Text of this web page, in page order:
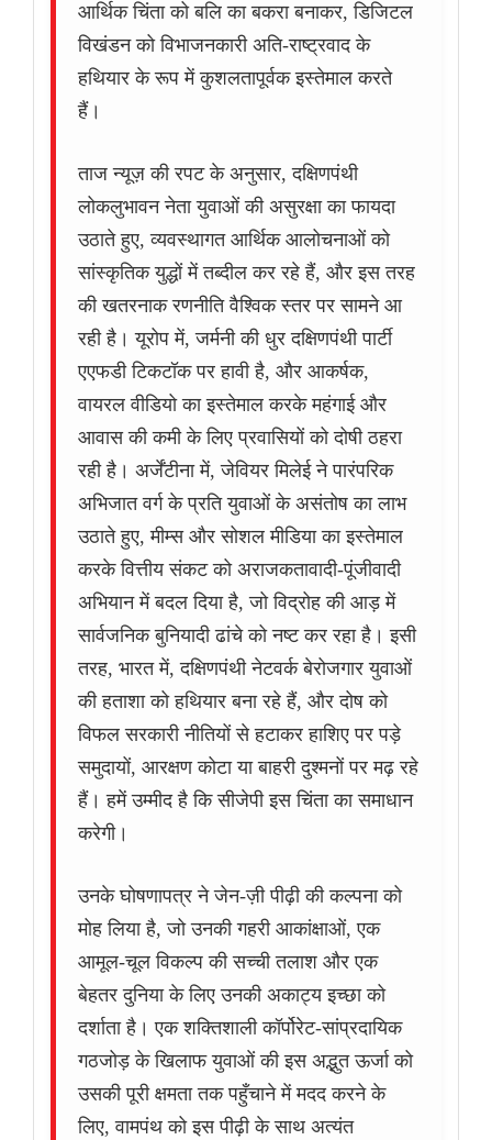
आर्थिक चिंता को बलि का बकरा बनाकर, डिजिटल
विखंडन को विभाजनकारी अति-राष्ट्रवाद के
हथियार के रूप में कुशलतापूर्वक इस्तेमाल करते
हैं।
ताज न्यूज़ की रपट के अनुसार, दक्षिणपंथी
लोकलुभावन नेता युवाओं की असुरक्षा का फायदा
उठाते हुए, व्यवस्थागत आर्थिक आलोचनाओं को
सांस्कृतिक युद्धों में तब्दील कर रहे हैं, और इस तरह
की खतरनाक रणनीति वैश्विक स्तर पर सामने आ
रही है। यूरोप में, जर्मनी की धुर दक्षिणपंथी पार्टी
एएफडी टिकटॉक पर हावी है, और आकर्षक,
वायरल वीडियो का इस्तेमाल करके महंगाई और
आवास की कमी के लिए प्रवासियों को दोषी ठहरा
रही है। अर्जेंटीना में, जेवियर मिलेई ने पारंपरिक
अभिजात वर्ग के प्रति युवाओं के असंतोष का लाभ
उठाते हुए, मीम्स और सोशल मीडिया का इस्तेमाल
करके वित्तीय संकट को अराजकतावादी-पूंजीवादी
अभियान में बदल दिया है, जो विद्रोह की आड़ में
सार्वजनिक बुनियादी ढांचे को नष्ट कर रहा है। इसी
तरह, भारत में, दक्षिणपंथी नेटवर्क बेरोजगार युवाओं
की हताशा को हथियार बना रहे हैं, और दोष को
विफल सरकारी नीतियों से हटाकर हाशिए पर पड़े
समुदायों, आरक्षण कोटा या बाहरी दुश्मनों पर मढ़ रहे
हैं। हमें उम्मीद है कि सीजेपी इस चिंता का समाधान
करेगी।
उनके घोषणापत्र ने जेन-ज़ी पीढ़ी की कल्पना को
मोह लिया है, जो उनकी गहरी आकांक्षाओं, एक
आमूल-चूल विकल्प की सच्ची तलाश और एक
बेहतर दुनिया के लिए उनकी अकाट्य इच्छा को
दर्शाता है। एक शक्तिशाली कॉर्पोरेट-सांप्रदायिक
गठजोड़ के खिलाफ युवाओं की इस अद्भुत ऊर्जा को
उसकी पूरी क्षमता तक पहुँचाने में मदद करने के
लिए, वामपंथ को इस पीढ़ी के साथ अत्यंत